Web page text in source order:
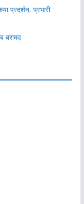
प्रदर्शन, प्रभारी
बरामद